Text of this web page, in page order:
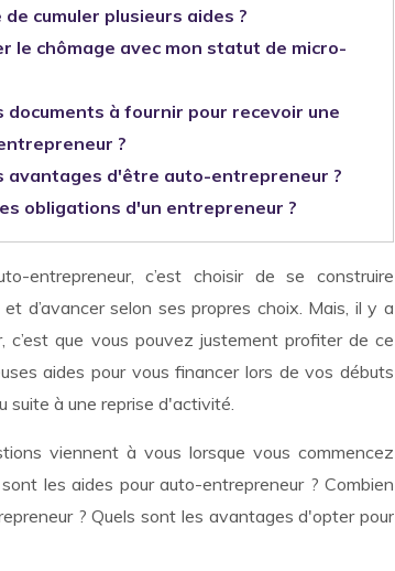
cumuler plusieurs aides ?
le chômage avec mon statut de micro-
documents à fournir pour recevoir une
?
avantages d'être auto-entrepreneur ?
obligations d'un entrepreneur ?
entrepreneur, c’est choisir de se construire
d’avancer selon ses propres choix. Mais, il y a
c’est que vous pouvez justement profiter de ce
aides pour vous financer lors de vos débuts
à une reprise d'activité.
viennent à vous lorsque vous commencez
les aides pour auto-entrepreneur ? Combien
? Quels sont les avantages d'opter pour